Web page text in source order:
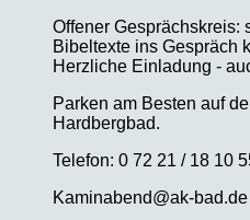
Offener Gesprächskreis:
Bibeltexte ins Gespräch
Herzliche Einladung -
Parken am Besten auf
Hardbergbad.
Telefon: 0 72 21 / 18 10
Kaminabend@ak-bad.de